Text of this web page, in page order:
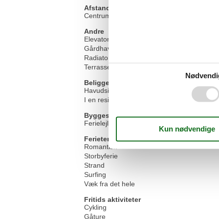
Afstand
Centrum
Andre
Elevator
Gårdhave
Radiator
Terrasse
Beliggenhed
Havudsigt
I en residence
Byggestatus
Ferielejlighed
Ferietemaer
Romantisk
Storbyferie
Strand
Surfing
Væk fra det hele
Fritids aktiviteter
Cykling
Gåture